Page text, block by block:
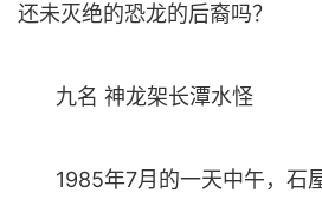
还未灭绝的恐龙的后裔吗？
九名 神龙架长潭水怪
1985年7月的一天中午，石